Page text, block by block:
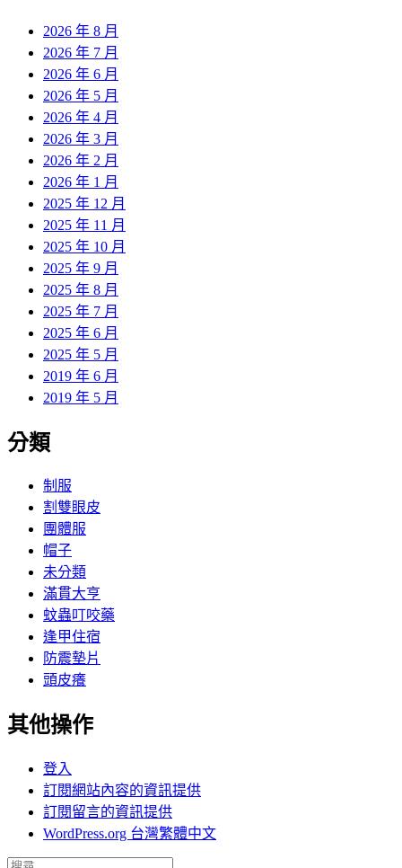
2026 年 8 月
2026 年 7 月
2026 年 6 月
2026 年 5 月
2026 年 4 月
2026 年 3 月
2026 年 2 月
2026 年 1 月
2025 年 12 月
2025 年 11 月
2025 年 10 月
2025 年 9 月
2025 年 8 月
2025 年 7 月
2025 年 6 月
2025 年 5 月
2019 年 6 月
2019 年 5 月
分類
制服
割雙眼皮
團體服
帽子
未分類
滿貫大亨
蚊蟲叮咬藥
逢甲住宿
防震墊片
頭皮癢
其他操作
登入
訂閱網站內容的資訊提供
訂閱留言的資訊提供
WordPress.org 台灣繁體中文